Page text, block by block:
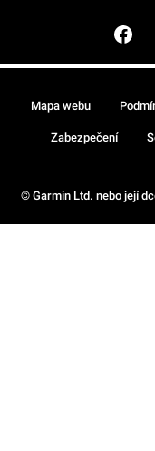
© Garmin Ltd. nebo její
Mapa webu
Zabezpečení